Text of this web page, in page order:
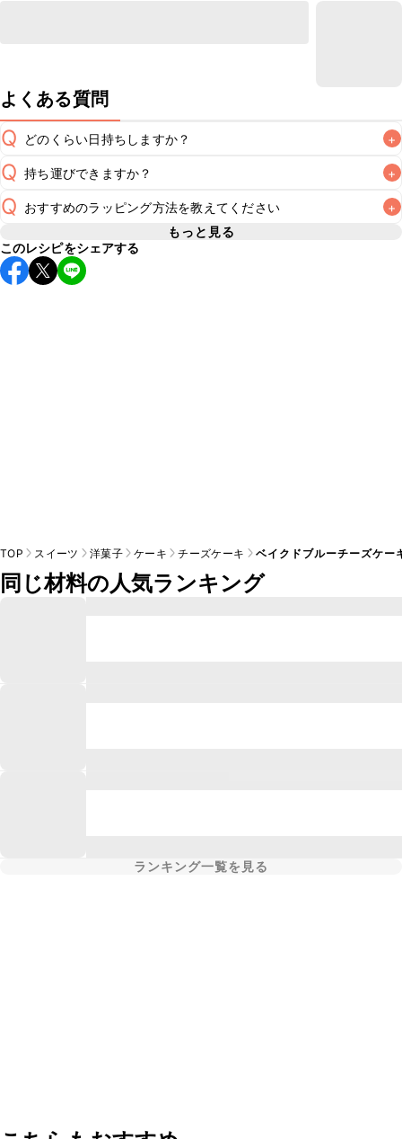
よくある質問
Q どのくらい日持ちしますか？ +
A 冷蔵で2~3日が目安です。なるべくお早めにお召し上がりく
Q 持ち運びできますか？ +
A
要冷蔵のスイーツのため長時間のお持ち運びには不向きです
が、保冷剤を添えていただけば短時間でのお持ち運びは可能
です。お持ち運びの際は保冷剤を添え、お持ち運び後はすぐ
Q おすすめのラッピング方法を教えてください +
A
こちらでラッピング方法をご紹介しています。お好みのラッ
ピング方法をお試しください。なお、要冷蔵のスイーツのた
め、お持ち運びの際は保冷剤をつけることをおすすめいたし
もっと見る
このレシピをシェアする
TOP スイーツ 洋菓子 ケーキ チーズケーキ ベイクドブルーチーズケー
同じ材料の人気ランキング
ランキング一覧を見る